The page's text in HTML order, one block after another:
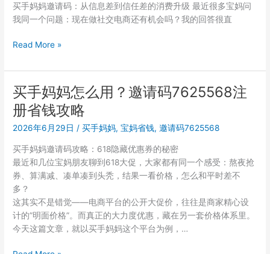
请
码
下
装
保
姆
级
程
买手妈妈邀请码：从信息差到信任差的消费升级 最近很多宝妈问
我同一个问题：现在做社交电商还有机会吗？我的回答很直
买
妈
妈
是
什
么
台？
邀
请
码
7625568
注
册
Read More »
买手妈妈怎么用？邀请码7625568注
册省钱攻略
2026年6月29日 /买手妈妈,宝妈省钱,邀请码7625568
买手妈妈邀请码攻略：618隐藏优惠券的秘密
最近和几位宝妈朋友聊到618大促，大家都有同一个感受：熬夜抢
券、算满减、凑单凑到头秃，结果一看价格，怎么和平时差不
多？
这其实不是错觉——电商平台的公开大促价，往往是商家精心设
计的”明面价格”。而真正的大力度优惠，藏在另一套价格体系里。
今天这篇文章，就以买手妈妈这个平台为例，…